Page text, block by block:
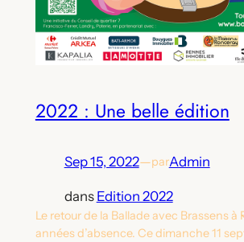
2022 : Une belle édition
Sep 15, 2022—parAdmin
dans Edition 2022
Le retour de la Ballade avec Brassens à
années d’absence. Ce dimanche 11